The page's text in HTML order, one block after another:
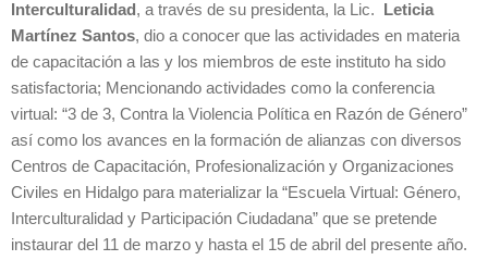
Interculturalidad , a través de su presidenta, la Lic.
Leticia
Martínez Santos, dio a conocer que las actividades en materia
de capacitación a las y los miembros de este instituto ha sido
satisfactoria; Mencionando actividades como la conferencia
virtual: “3 de 3, Contra la Violencia Política en Razón de Género”
así como los avances en la formación de alianzas con diversos
Centros de Capacitación, Profesionalización y Organizaciones
Civiles en Hidalgo para materializar la “Escuela Virtual: Género,
Interculturalidad y Participación Ciudadana” que se pretende
instaurar del 11 de marzo y hasta el 15 de abril del presente año.